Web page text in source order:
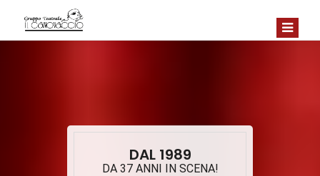
DAL 1989
DA 37 ANNI IN SCENA!